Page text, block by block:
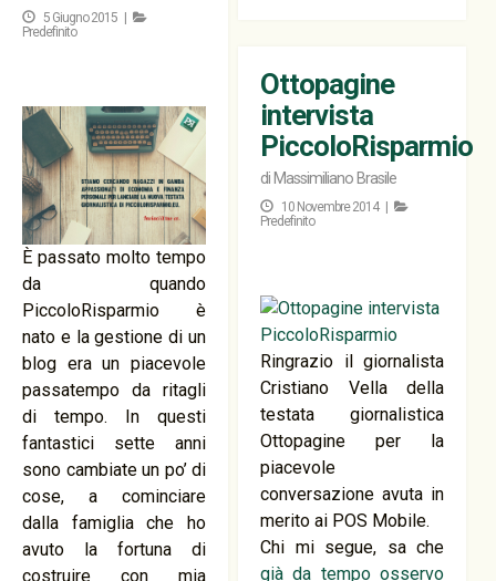
5 Giugno 2015 |
Predefinito
È passato molto tempo
da quando
PiccoloRisparmio è
nato e la gestione di un
blog era un piacevole
passatempo da ritagli
di tempo. In questi
fantastici sette anni
sono cambiate un po’ di
cose, a cominciare
dalla famiglia che ho
avuto la fortuna di
costruire con mia
Ottopagine
intervista
PiccoloRisparmio
di Massimiliano Brasile
10 Novembre 2014 |
Predefinito
Ringrazio il giornalista
Cristiano Vella della
testata giornalistica
Ottopagine per la
piacevole
conversazione avuta in
merito ai POS Mobile.
Chi mi segue, sa che
già da tempo osservo